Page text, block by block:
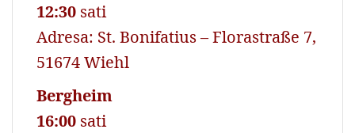
12:30 sati
Adresa: St. Bonifatius – Florastraße 7,
51674 Wiehl
Bergheim
16:00 sati